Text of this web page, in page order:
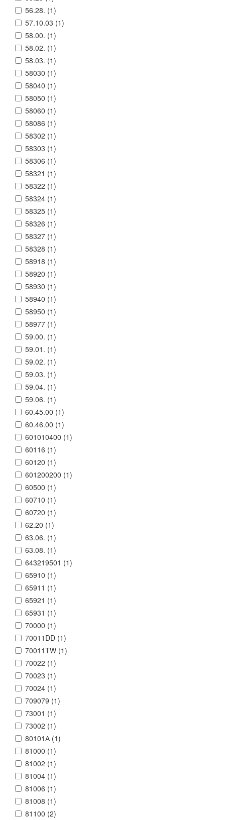
56.28. (1)
57.10.03 (1)
58.00. (1)
58.02. (1)
58.03. (1)
58030 (1)
58040 (1)
58050 (1)
58060 (1)
58086 (1)
58302 (1)
58303 (1)
58306 (1)
58321 (1)
58322 (1)
58324 (1)
58325 (1)
58326 (1)
58327 (1)
58328 (1)
58918 (1)
58920 (1)
58930 (1)
58940 (1)
58950 (1)
58977 (1)
59.00. (1)
59.01. (1)
59.02. (1)
59.03. (1)
59.04. (1)
59.06. (1)
60.45.00 (1)
60.46.00 (1)
601010400 (1)
60116 (1)
60120 (1)
601200200 (1)
60500 (1)
60710 (1)
60720 (1)
62.20 (1)
63.06. (1)
63.08. (1)
643219501 (1)
65910 (1)
65911 (1)
65921 (1)
65931 (1)
70000 (1)
70011DD (1)
70011TW (1)
70022 (1)
70023 (1)
70024 (1)
709079 (1)
73001 (1)
73002 (1)
80101А (1)
81000 (1)
81002 (1)
81004 (1)
81006 (1)
81008 (1)
81100 (2)